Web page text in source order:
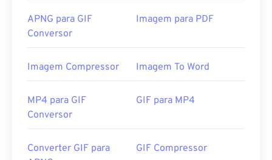
APNG para GIF
Conversor
Imagem para PDF
Imagem Compressor Imagem To Word
MP4 para GIF
Conversor
GIF para MP4
Converter GIF para
GIF Compressor